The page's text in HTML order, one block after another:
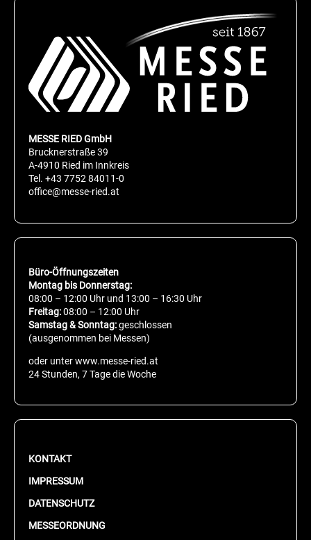
MESSE RIED GmbH
Brucknerstraße 39
A-4910 Ried im Innkreis
Tel. +43 7752 84011-0
office@messe-ried.at
Büro-Öffnungszeiten
Montag bis Donnerstag:
08:00 – 12:00 Uhr und 13:00 – 16:30 Uhr
Freitag:08:00 – 12:00 Uhr
Samstag & Sonntag:geschlossen
(ausgenommen bei Messen)
oder unter www.messe-ried.at
24 Stunden, 7 Tage die Woche
KONTAKT
IMPRESSUM
DATENSCHUTZ
MESSEORDNUNG